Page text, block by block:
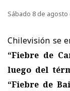
Sábado 8 de agosto
Chilevisión se
“Fiebre de
luego del
“Fiebre de